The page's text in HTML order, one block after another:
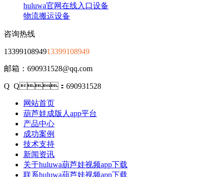
huluwa官网在线入口设备
物流搬运设备
咨询热线
1339910894913399108949
邮箱：690931528@qq.com
Q Q：690931528
网站首页
葫芦娃成版人app平台
产品中心
成功案例
技术支持
新闻资讯
关于huluwa葫芦娃视频app下载
联系huluwa葫芦娃视频app下载